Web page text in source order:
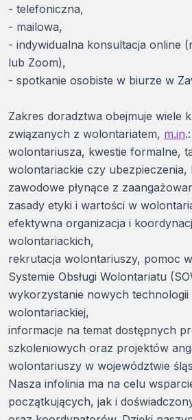
- telefoniczna,
- mailowa,
- indywidualna konsultacja online
lub Zoom),
- spotkanie osobiste w biurze w
Zakres doradztwa obejmuje wiele
związanych z wolontariatem, m.in
wolontariusza, kwestie formalne,
wolontariackie czy ubezpieczenia,
zawodowe płynące z
zasady etyki i wartości w
efektywna organizacja i
wolontariackich,
rekrutacja wolontariuszy, pomoc
Systemie Obsługi Wolontariatu
wykorzystanie nowych
wolontariackiej,
informacje na temat dostępnych
szkoleniowych oraz projektów
wolontariuszy w województwie
Nasza infolinia ma na celu
początkujących, jak i